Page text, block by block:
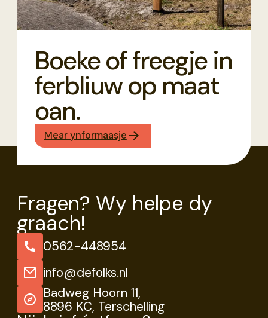
Boeke of freegje in
ferbliuw op maat
oan.
Mear ynformaasje
Fragen? Wy helpe dy
graach!
0562-448954
info@defolks.nl
Badweg Hoorn 11,
8896 KC, Terschelling